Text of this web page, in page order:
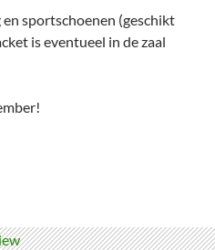
sportschoenen (geschikt
is eventueel in de zaal